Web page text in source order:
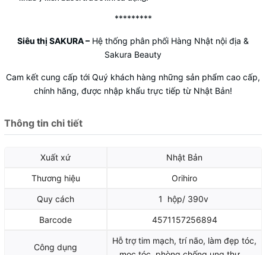
*********
Siêu thị SAKURA– Hệ thống phân phối Hàng Nhật nội địa &
Sakura Beauty
Cam kết cung cấp tới Quý khách hàng những sản phẩm cao cấp,
chính hãng, được nhập khẩu trực tiếp từ Nhật Bản!
Thông tin chi tiết
Xuất xứ Nhật Bản
Thương hiệu Orihiro
Quy cách 1 hộp/ 390v
Barcode 4571157256894
Công dụng
Hỗ trợ tim mạch, trí não, làm đẹp tóc,